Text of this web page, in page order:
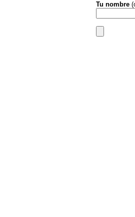
Tu nombre